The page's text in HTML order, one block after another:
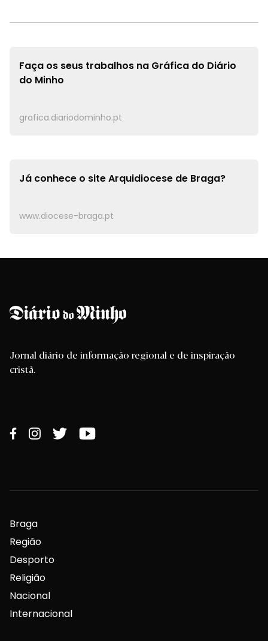
Faça os seus trabalhos na Gráfica do Diário
do Minho
grafica.diariodominho.pt
Já conhece o siteArquidiocese de Braga?
www.diocese-braga.pt
Jornal diário de informação regional e de inspiração
cristã.
Braga
Região
Desporto
Religião
Nacional
Internacional